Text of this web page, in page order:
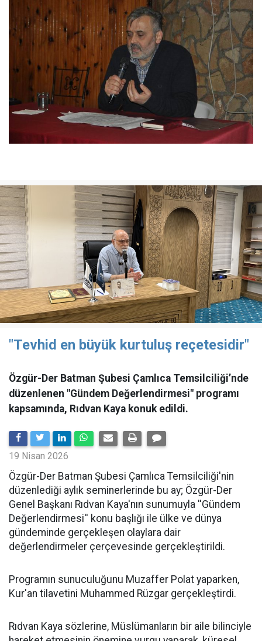
"Tevhid en büyük kurtuluş reçetesidir"
Özgür-Der Batman Şubesi Çamlıca Temsilciliği’nde
düzenlenen "Gündem Değerlendirmesi" programı
kapsamında, Rıdvan Kaya konuk edildi.
19 Nisan 2026
​Özgür-Der Batman Şubesi Çamlıca Temsilciliği'nin
düzenlediği aylık seminerlerinde bu ay; Özgür-Der
Genel Başkanı Rıdvan Kaya'nın sunumuyla ''Gündem
Değerlendirmesi'' konu başlığı ile ülke ve dünya
gündeminde gerçekleşen olaylara dair
değerlendirmeler çerçevesinde gerçekleştirildi.
Programın sunuculuğunu Muzaffer Polat yaparken,
Kur'an tilavetini Muhammed Rüzgar gerçekleştirdi.
Rıdvan Kaya sözlerine, Müslümanların bir aile bilinciyle